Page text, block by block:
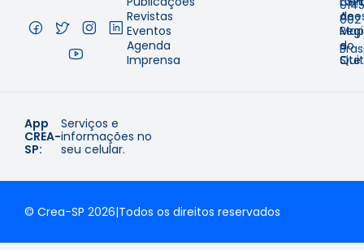
Revistas
Eventos
Agenda
Imprensa
de
e
do
Site
002
–
App
CREA-
SP:
Serviços e
informações no
seu celular.
© Crea-SP 2026|Todos os direitos reservados